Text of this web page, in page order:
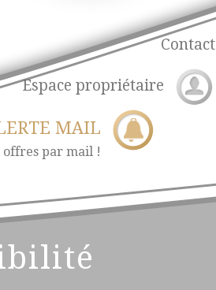
Contact
Espace propriétaire
MAIL
offres par mail !